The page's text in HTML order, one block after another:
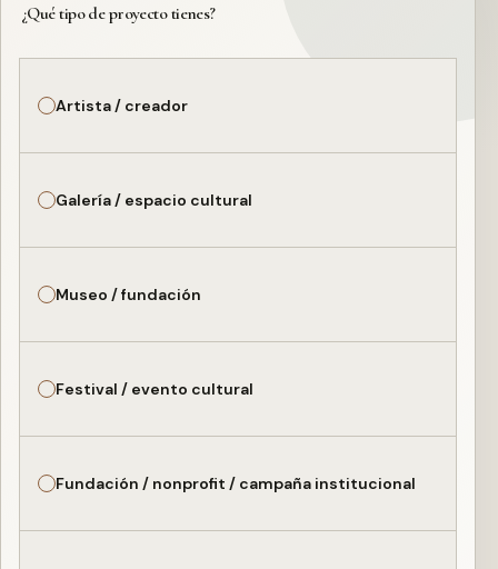
¿Qué tipo de proyecto tienes?
Artista / creador
Galería / espacio cultural
Museo / fundación
Festival / evento cultural
Fundación / nonprofit / campaña institucional